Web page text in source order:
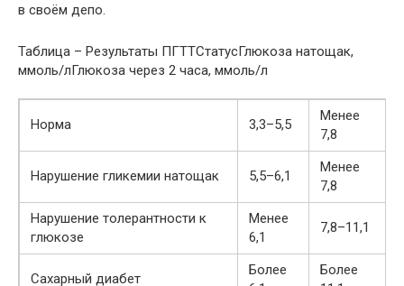
в своём депо.
Таблица – Результаты ПГТТСтатусГлюкоза натощак,
ммоль/лГлюкоза через 2 часа, ммоль/л
Норма 3,3–5,5
Менее
7,8
Нарушение гликемии натощак 5,5–6,1
Менее
7,8
Нарушение толерантности к
глюкозе
Менее
6,1
7,8–11,1
Сахарный диабет
Более
Более